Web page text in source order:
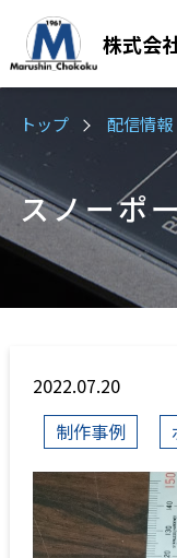
株式会
トップ 配信情報
スノーポ
2022.07.20
制作事例